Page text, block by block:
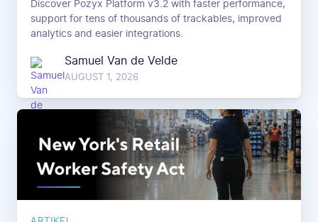
Discover Pozyx Platform v3.2 with faster performance,
support for tens of thousands of trackables, improved
analytics and easier integrations.
Samuel Van de Velde
AUGUST 1, 2026